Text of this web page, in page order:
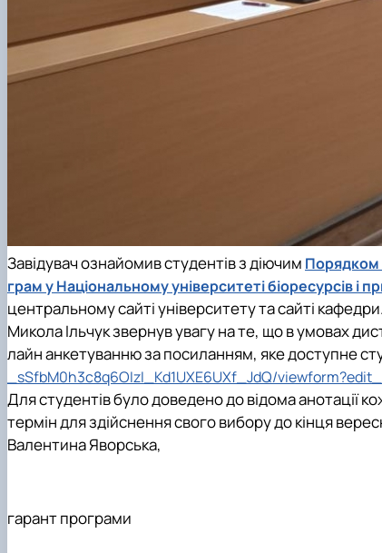
Завідувач ознайомив студентів з діючим Порядком
грам у Національному університеті біоресурсів і
центральному сайті університету та сайті кафедри.
Микола Ільчук звернув увагу на те, що в умовах
лайн анкетуванню за посиланням, яке доступне
_sSfbM0h3c8q6OIzI_Kd1UXE6UXf_JdQ/
Для студентів було доведено до відома анотації
термін для здійснення свого вибору до кінця
Валентина Яворська,
гарант програми